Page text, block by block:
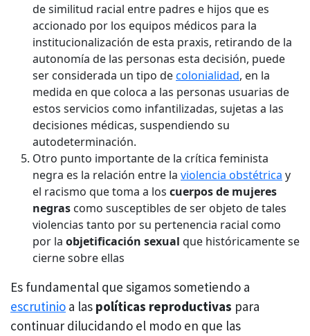
de similitud racial entre padres e hijos que es
accionado por los equipos médicos para la
institucionalización de esta praxis, retirando de la
autonomía de las personas esta decisión, puede
ser considerada un tipo decolonialidad, en la
medida en que coloca a las personas usuarias de
estos servicios como infantilizadas, sujetas a las
decisiones médicas, suspendiendo su
autodeterminación.
Otro punto importante de la crítica feminista
negra es la relación entre la violencia obstétrica y
el racismo que toma a los cuerpos de mujeres
negras como susceptibles de ser objeto de tales
violencias tanto por su pertenencia racial como
por la objetificación sexual que históricamente se
cierne sobre ellas
Es fundamental que sigamos sometiendo a
escrutinio a las políticas reproductivas para
continuar dilucidando el modo en que las